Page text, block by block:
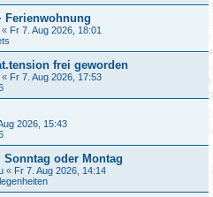
Ferienwohnung
« Fr 7. Aug 2026, 18:01
frei geworden
« Fr 7. Aug 2026, 17:53
2026, 15:43
Sonntag oder Montag
« Fr 7. Aug 2026, 14:14